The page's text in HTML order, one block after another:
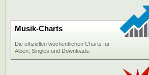
Musik-Charts
Die offiziellen wöchentlichen Charts für
Alben, Singles und Downloads.